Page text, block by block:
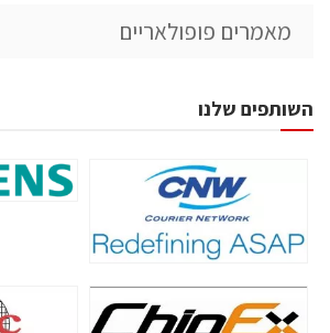
מאמרים פופולאריים
השותפים שלנו